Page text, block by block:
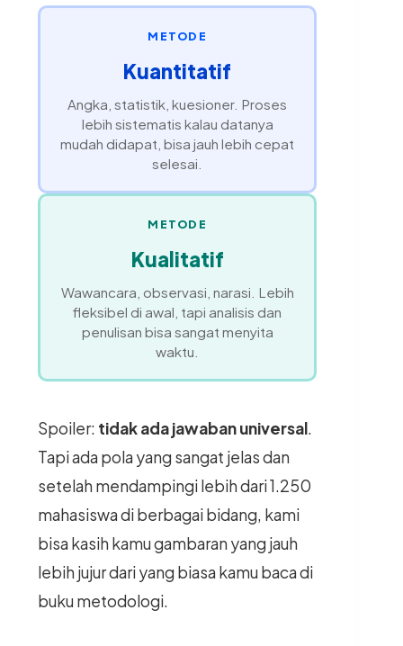
METODE
Kuantitatif
Angka, statistik, kuesioner. Proses
lebih sistematis kalau datanya
mudah didapat, bisa jauh lebih cepat
selesai.
METODE
Kualitatif
Wawancara, observasi, narasi. Lebih
fleksibel di awal, tapi analisis dan
penulisan bisa sangat menyita
waktu.
Spoiler: tidak ada jawaban universal.
Tapi ada pola yang sangat jelas dan
setelah mendampingi lebih dari 1.250
mahasiswa di berbagai bidang, kami
bisa kasih kamu gambaran yang jauh
lebih jujur dari yang biasa kamu baca di
buku metodologi.